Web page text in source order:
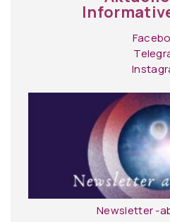
Newsletter -